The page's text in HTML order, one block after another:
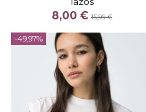
8,00 €15,99 €
-49,97%